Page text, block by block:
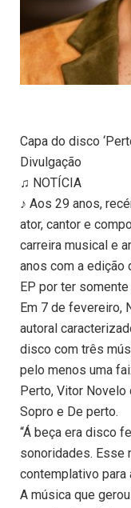
Capa do disco
Divulgação
♫ NOTÍCIA
♪ Aos 29 anos,
ator, cantor e
carreira musical e
anos com a edição
EP por ter
Em 7 de fevereiro,
autoral
disco com três
pelo menos uma
Perto, Vitor Novelo
Sopro e De perto.
“Á beça era disco
sonoridades. Esse
contemplativo para
A música que